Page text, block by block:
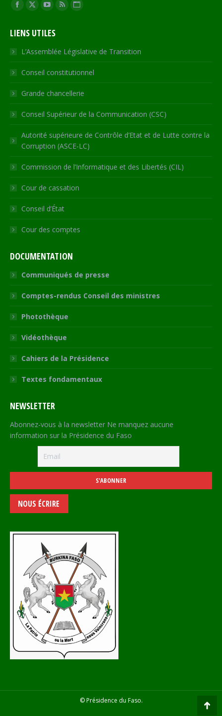
Trouvez nous sur :
Facebook
opens
in
new
window
X
opens
in
new
window
YouTube
opens
in
new
window
RSS
in
new
window
Site
opens
in
new
LIENS UTILES
L’Assemblée Législative de Transition
Conseil constitutionnel
Grande chancellerie
Conseil Supérieur de la Communication (CSC)
Autorité supérieure de Contrôle d’Etat et de Lutte contre la
Corruption (ASCE-LC)
Commission de l’Informatique et des Libertés (CIL)
Cour de cassation
Conseil d’État
Cour des comptes
DOCUMENTATION
Communiqués de presse
Comptes-rendus Conseil des ministres
Photothèque
Vidéothèque
Cahiers de la Présidence
Textes fondamentaux
NEWSLETTER
Abonnez-vous à la newsletter Ne manquez aucune
information sur la Présidence du Faso
NOUS ÉCRIRE
© Présidence du Faso.
Go